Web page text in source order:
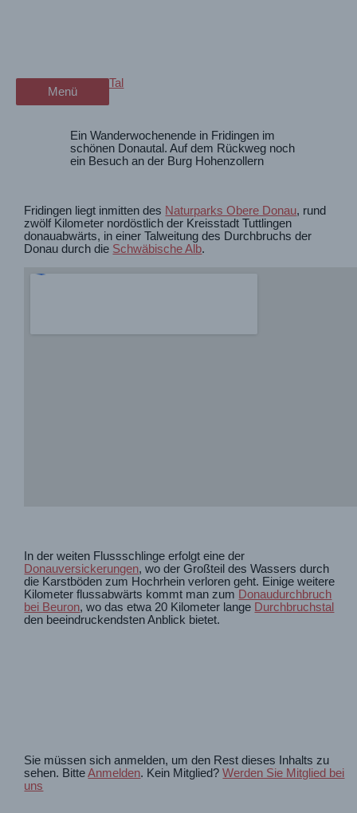
Menü
Menü
Berg&Tal
Ein Wanderwochenende in Fridingen im
schönen Donautal. Auf dem Rückweg noch
ein Besuch an der Burg Hohenzollern
Fridingen liegt inmitten des Naturparks Obere Donau, rund
zwölf Kilometer nordöstlich der Kreisstadt Tuttlingen
donauabwärts, in einer Talweitung des Durchbruchs der
Donau durch die Schwäbische Alb.
In der weiten Flussschlinge erfolgt eine der
Donauversickerungen, wo der Großteil des Wassers durch
die Karstböden zum Hochrhein verloren geht. Einige weitere
Kilometer flussabwärts kommt man zum Donaudurchbruch
bei Beuron, wo das etwa 20 Kilometer lange Durchbruchstal
den beeindruckendsten Anblick bietet.
Sie müssen sich anmelden, um den Rest dieses Inhalts zu
sehen. BitteAnmelden. Kein Mitglied?Werden Sie Mitglied bei
uns